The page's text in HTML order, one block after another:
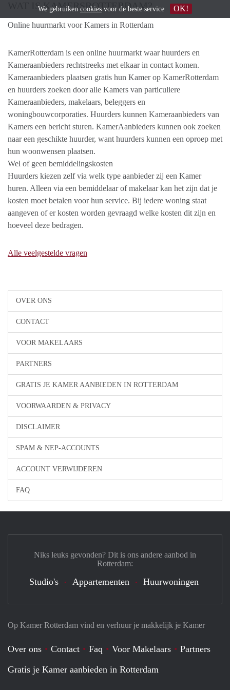
OVER ONS
CONTACT
VOOR MAKELAARS
PARTNERS
GRATIS JE KAMER AANBIEDEN IN ROTTERDAM
VOORWAARDEN & PRIVACY
DISCLAIMER
SPAM & NEP-ACCOUNTS
ACCOUNT VERWIJDEREN
FAQ
WAT IS KAMERSROTTERDAM?
Online huurmarkt voor Kamers in Rotterdam
​KamerRotterdam is een online huurmarkt waar huurders en
Kameraanbieders rechtstreeks met elkaar in contact komen. ​
Kameraanbieders plaatsen gratis hun ​Kamer op KamerRotterdam
en huurders zoeken door alle Kamers van particuliere ​
Kameraanbieders, makelaars, beleggers en
woningbouwcorporaties. Huurders kunnen Kameraanbieders van
Kamers een bericht sturen. KamerAanbieders kunnen ook zoeken
naar een geschikte huurder, want huurders kunnen een oproep met
hun woonwensen plaatsen.
Wel of geen bemiddelingskosten
Huurders kiezen zelf via welk type aanbieder zij een Kamer
huren. Alleen via een bemiddelaar of makelaar kan het zijn dat je
kosten moet betalen voor hun service. Bij iedere woning staat
aangeven of er kosten worden gevraagd welke kosten dit zijn en
hoeveel deze bedragen.
Alle veelgestelde vragen
Op Kamer Rotterdam vind en verhuur je makkelijk je Kamer
Over ons Contact Faq Voor Makelaars
Partners
Gratis je Kamer aanbieden in Rotterdam
Niks leuks gevonden? Dit is ons andere aanbod in
Rotterdam:
Studio's Appartementen Huurwoningen
We gebruiken cookies voor de beste service OK!